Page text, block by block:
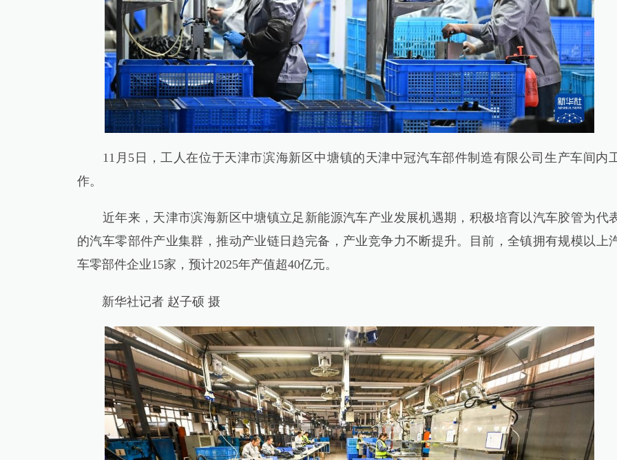
11月5日，工人在位于天津市滨海新区中塘镇的天津中冠汽车部件制造有限公司生产车间内
作。
近年来，天津市滨海新区中塘镇立足新能源汽车产业发展机遇期，积极培育以汽车胶管为代
的汽车零部件产业集群，推动产业链日趋完备，产业竞争力不断提升。目前，全镇拥有规模以上
车零部件企业15家，预计2025年产值超40亿元。
新华社记者 赵子硕 摄